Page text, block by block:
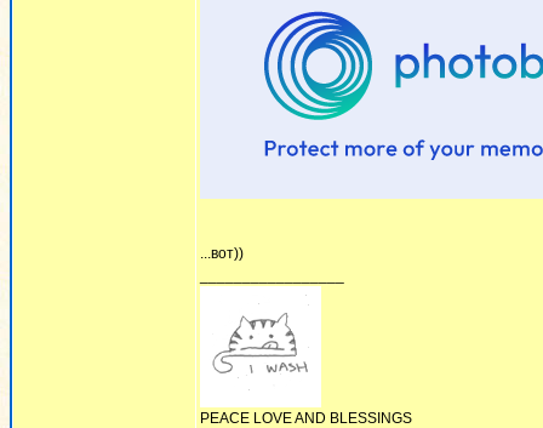
...вот))
PEACE LOVE AND BLESSINGS